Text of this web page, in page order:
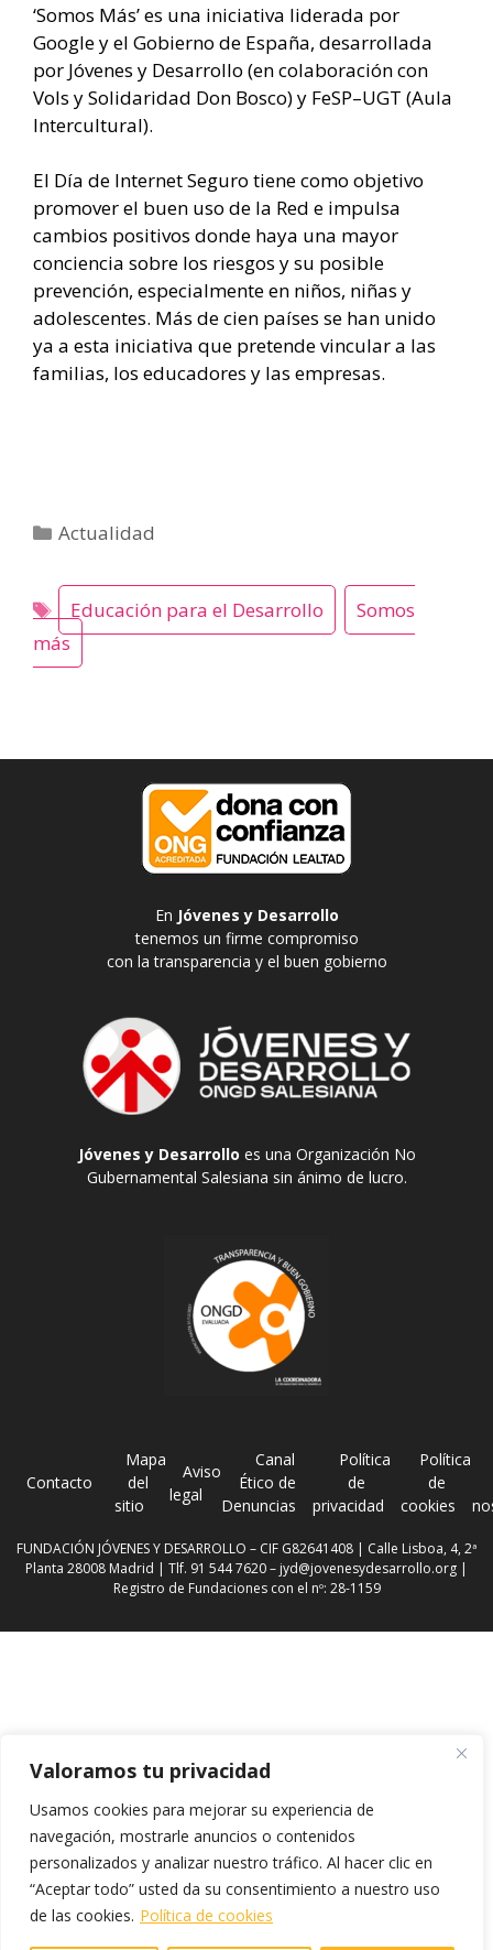
Valoramos tu privacidad
Usamos cookies para mejorar su experiencia de
navegación, mostrarle anuncios o contenidos
personalizados y analizar nuestro tráfico. Al hacer clic en
“Aceptar todo” usted da su consentimiento a nuestro uso
de las cookies. Política de cookies
‘Somos Más’ es una iniciativa liderada por
Google y el Gobierno de España, desarrollada
por Jóvenes y Desarrollo (en colaboración con
Vols y Solidaridad Don Bosco) y FeSP–UGT (Aula
Intercultural).
El Día de Internet Seguro tiene como objetivo
promover el buen uso de la Red e impulsa
cambios positivos donde haya una mayor
conciencia sobre los riesgos y su posible
prevención, especialmente en niños, niñas y
adolescentes. Más de cien países se han unido
ya a esta iniciativa que pretende vincular a las
familias, los educadores y las empresas.
Categorías
Actualidad
Educación para el Desarrollo
Somos
más
En Jóvenes y Desarrollo
tenemos un firme compromiso
con la transparencia y el buen gobierno
Jóvenes y Desarrollo es una Organización No
Gubernamental Salesiana sin ánimo de lucro.
Contacto
Mapa
del
sitio
Aviso
legal
Canal
Ético de
Denuncias
Política
de
privacidad
Política
de
cookies
FUNDACIÓN JÓVENES Y DESARROLLO – CIF G82641408 | Calle Lisboa, 4, 2ª
Planta 28008 Madrid | Tlf. 91 544 7620 – jyd@jovenesydesarrollo.org |
Registro de Fundaciones con el nº: 28-1159